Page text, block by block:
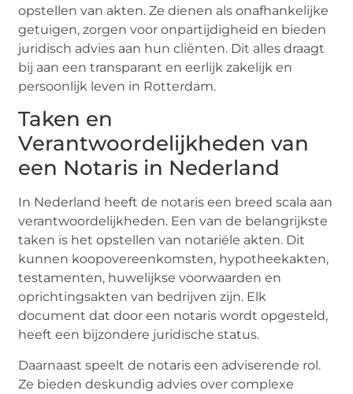
opstellen van akten. Ze dienen als onafhankelijke
getuigen, zorgen voor onpartijdigheid en bieden
juridisch advies aan hun cliënten. Dit alles draagt
bij aan een transparant en eerlijk zakelijk en
persoonlijk leven in Rotterdam.
Taken en
Verantwoordelijkheden van
een Notaris in Nederland
In Nederland heeft de notaris een breed scala aan
verantwoordelijkheden. Een van de belangrijkste
taken is het opstellen van notariële akten. Dit
kunnen koopovereenkomsten, hypotheekakten,
testamenten, huwelijkse voorwaarden en
oprichtingsakten van bedrijven zijn. Elk
document dat door een notaris wordt opgesteld,
heeft een bijzondere juridische status.
Daarnaast speelt de notaris een adviserende rol.
Ze bieden deskundig advies over complexe